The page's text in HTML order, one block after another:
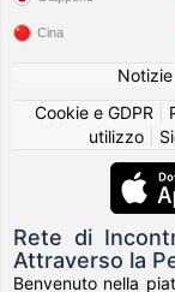
Cina
Notizie
Cookie e GDPR
utilizzo|
Rete di
Attraverso la
Benvenuto nella